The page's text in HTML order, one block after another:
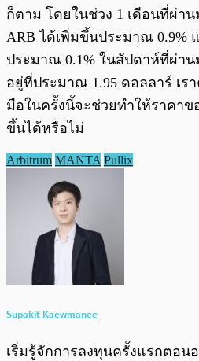
ก็ตาม โดยในช่วง 1 เดือนที่ผ่า
ARB ได้เพิ่มขึ้นประมาณ 0.9%
ประมาณ 0.1% ในสัปดาห์ที่ผ่า
อยู่ที่ประมาณ 1.95 ดอลลาร์ เร
มือในครั้งนี้จะช่วยทำให้ราคาข
ขึ้นได้หรือไม่
Arbitrum MANTA Pullix
Supakit Kaewmanee
เริ่มรู้จักการลงทุนครั้งแรกตอน